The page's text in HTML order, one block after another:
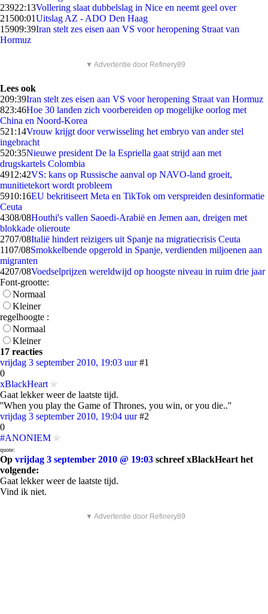
23922:13Vollering slaat dubbelslag in Nice en neemt geel over
21500:01Uitslag AZ - ADO Den Haag
15909:39Iran stelt zes eisen aan VS voor heropening Straat van
Hormuz
▼ Advertentie door Refinery89
Lees ook
209:39Iran stelt zes eisen aan VS voor heropening Straat van Hormuz
823:46Hoe 30 landen zich voorbereiden op mogelijke oorlog met
China en Noord-Korea
521:14Vrouw krijgt door verwisseling het embryo van ander stel
ingebracht
520:35Nieuwe president De la Espriella gaat strijd aan met
drugskartels Colombia
4912:42VS: kans op Russische aanval op NAVO-land groeit,
munitietekort wordt probleem
5910:16EU bekritiseert Meta en TikTok om verspreiden desinformatie
Ceuta
4308/08Houthi's vallen Saoedi-Arabië en Jemen aan, dreigen met
blokkade olieroute
2707/08Italië hindert reizigers uit Spanje na migratiecrisis Ceuta
1107/08Smokkelbende opgerold in Spanje, verdienden miljoenen aan
migranten
4207/08Voedselprijzen wereldwijd op hoogste niveau in ruim drie jaar
Font-grootte:
Normaal
Kleiner
regelhoogte :
Normaal
Kleiner
17 reacties
vrijdag 3 september 2010, 19:03 uur #1
0
xBlackHeart
Gaat lekker weer de laatste tijd.
''When you play the Game of Thrones, you win, or you die..''
vrijdag 3 september 2010, 19:04 uur #2
0
#ANONIEM
quote:
Op vrijdag 3 september 2010 @ 19:03 schreef xBlackHeart het
volgende:
Gaat lekker weer de laatste tijd.
Vind ik niet.
▼ Advertentie door Refinery89